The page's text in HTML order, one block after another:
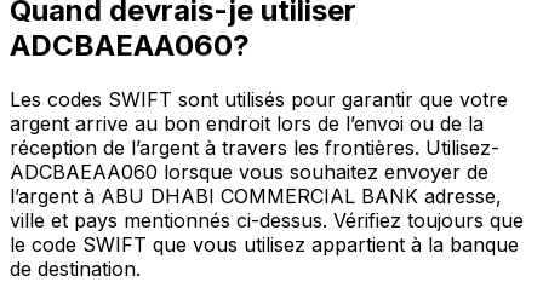
Quand devrais-je utiliser
ADCBAEAA060?
Les codes SWIFT sont utilisés pour garantir que votre
argent arrive au bon endroit lors de l’envoi ou de la
réception de l’argent à travers les frontières. Utilisez-
ADCBAEAA060 lorsque vous souhaitez envoyer de
l’argent à ABU DHABI COMMERCIAL BANK adresse,
ville et pays mentionnés ci-dessus. Vérifiez toujours que
le code SWIFT que vous utilisez appartient à la banque
de destination.